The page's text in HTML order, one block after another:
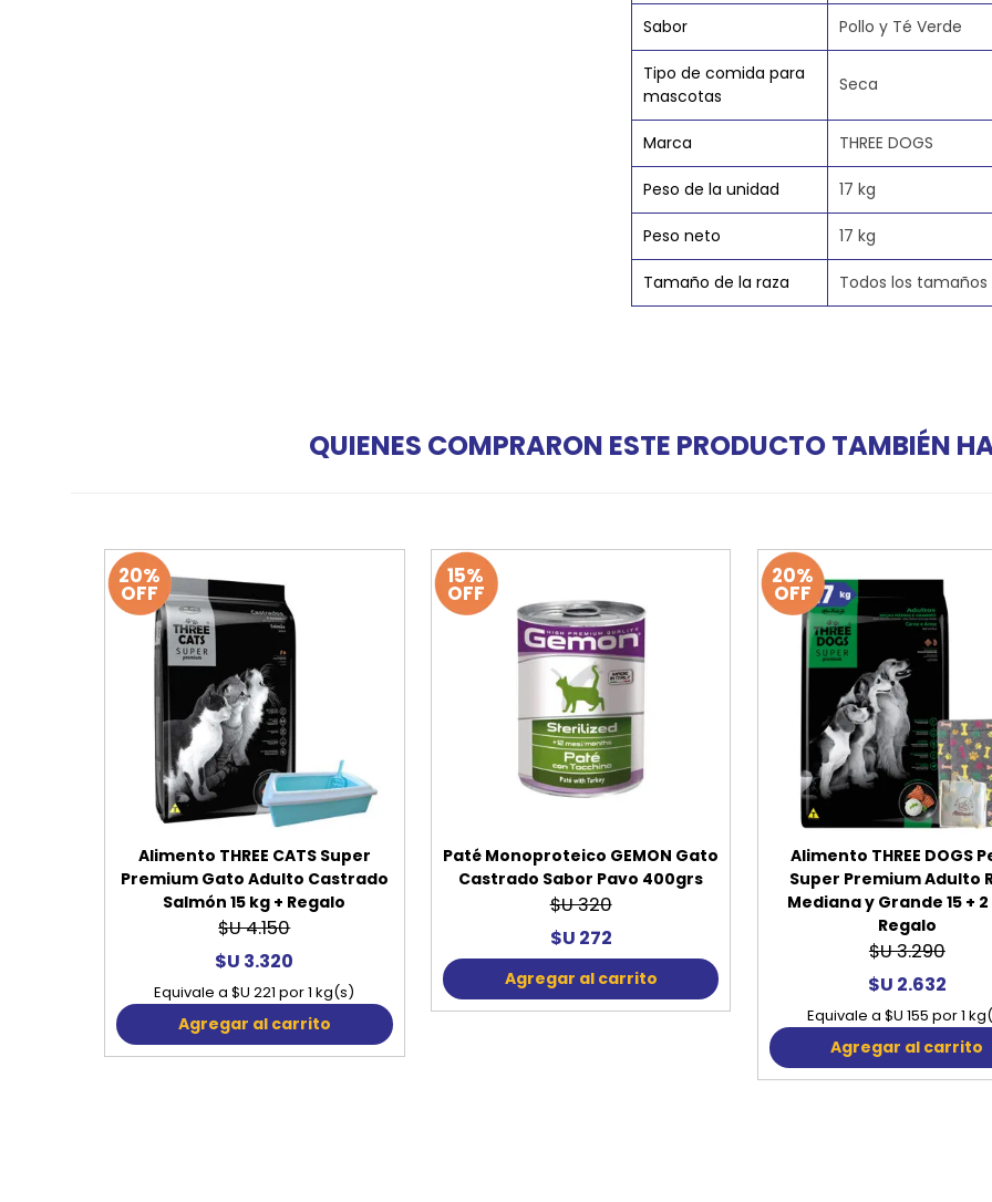
Sabor Pollo y Té Verde
Tipo de comida para
mascotas
Seca
Marca THREE DOGS
Peso de la unidad 17 kg
Peso neto 17 kg
Tamaño de la raza Todos los tamaños
QUIENES COMPRARON ESTE PRODUCTO TAMBIÉN
20%
OFF
Alimento THREE CATS Super
Premium Gato Adulto Castrado
Salmón 15 kg + Regalo
$U 4.150
$U 3.320
Equivale a $U 221 por 1 kg(s)
Agregar al carrito
15%
OFF
Paté Monoproteico GEMON Gato
Castrado Sabor Pavo 400grs
$U 320
$U 272
Agregar al carrito
20%
OFF
Alimento THREE DOGS
Super Premium Adulto
Mediana y Grande 15 +
Regalo
$U 3.290
$U 2.632
Equivale a $U 155 por 1
Agregar al carrito